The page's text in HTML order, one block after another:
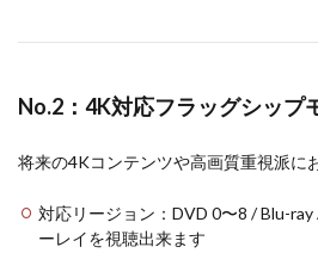
No.2：4K対応フラッグシップ
将来の4Kコンテンツや高画質重視派に
対応リージョン：DVD 0〜8 / Blu-
ーレイを視聴出来ます